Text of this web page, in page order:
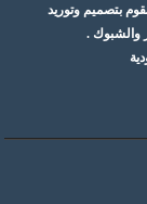
بتصميم وتوريد
والشبوك .